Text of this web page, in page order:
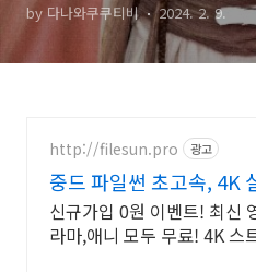
by 다나와쿠쿠티비 2024. 2. 9.
http://filesun.pro 광고
중드 파일썬 초고속, 4K
보기!
신규가입 0원 이벤트! 최신
라마,애니 모두 무료! 4K 스